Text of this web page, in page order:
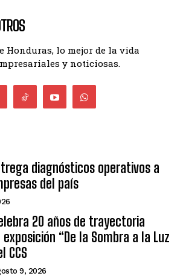
Honduras, lo mejor de la vida
y noticiosas.
diagnósticos operativos a
del país
20 años de trayectoria
“De la Sombra a la Luz
CCS
9, 2026